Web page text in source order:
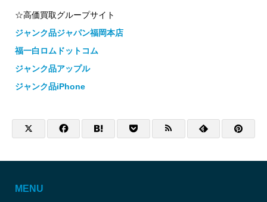
☆高価買取グループサイト
ジャンク品ジャパン福岡本店
福一白ロムドットコム
ジャンク品アップル
ジャンク品iPhone
MENU